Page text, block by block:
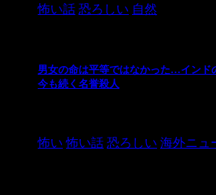
怖い話 恐ろしい 自然
男女の命は平等ではなかった…インド
今も続く名誉殺人
怖い 怖い話 恐ろしい 海外ニュ